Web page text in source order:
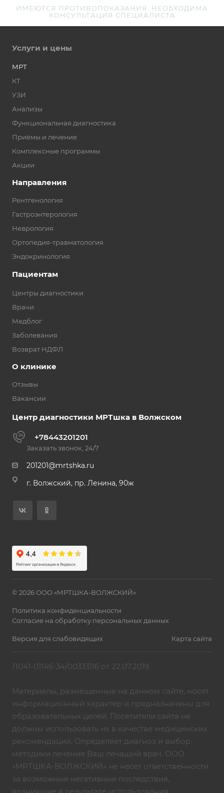
ИМЕЮТСЯ ПРОТИВОПОКАЗАНИЯ. НЕОБХОДИМА
КОНСУЛЬТАЦИЯ СПЕЦИАЛИСТА
Услуги и цены
МРТ
КТ
УЗИ
Анализы
Функциональная диагностика
Приёмы и лечение
Комплексные программы
Акции
Направления
Рентгенология
Гастроэнтерология
Неврология
Ортопедия-травматология
Эндокринология
Пациентам
Центры диагностики
Врачи
Медблог
Заболевания
Возврат НДФЛ
О клинике
Отзывы
Вакансии
Центр диагностики МРТшка в Волжском
+78443201201
Заказать звонок, 24/7
201201@mrtshka.ru
г. Волжский, пр. Ленина, 90ж
© 2026 ООО «МРТШКА-ВОЛЖСКИЙ»
Политика конфиденциальности
Согласие на обработку персональных данных
Версия для слабовидящих Карта сайта
Л041-01146-34/00333116 от 22.07.2019
Материалы, размещенные на данном сайте, носят
информационный характер и предназначены для
образовательных целей. Посетители сайта не
должны использовать их в качестве медицинских
рекомендаций. Определяет диагноз и выбор
методики лечения Ваш лечащий врач. ООО
«МРТШКА-ВОЛЖСКИЙ» не несет ответственности
за возможные негативные последствия,